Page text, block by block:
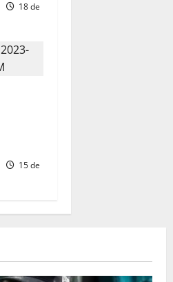
18 de
15 de